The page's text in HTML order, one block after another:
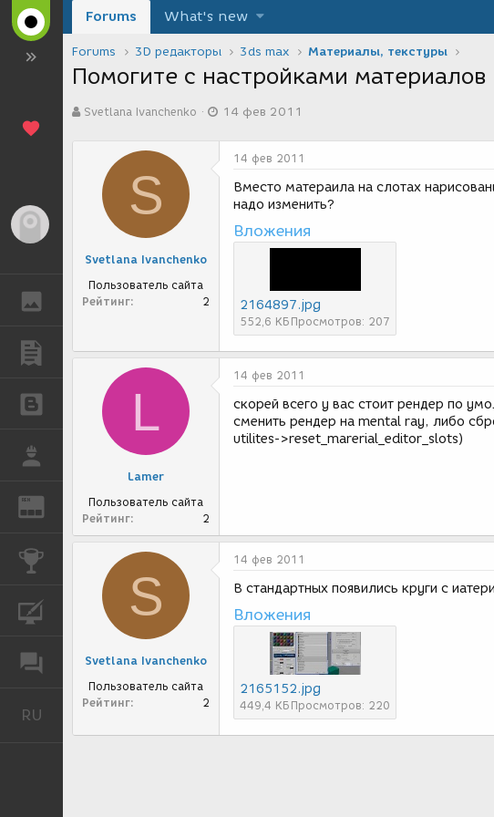
ГАЛЕРЕЯ
ПУБЛИКАЦИИ
БЛОГИ
REN ЖУРНАЛ
КОНКУРСЫ
КУРСЫ
ФОРУМ
RU
Forums What's new
Forums 3D редакторы 3ds max Материалы, текстуры
Помогите с настройками материалов
в
Svetlana Ivanchenko
а
14 фев 2011
S
Svetlana Ivanchenko
Пользователь сайта
Рейтинг
2
14 фев 2011
Вместо матераила на слотах
надо изменить?
Вложения
2164897.jpg
552,6 КБ Просмотров: 207
L
Lamer
Пользователь сайта
Рейтинг
2
14 фев 2011
скорей всего у вас стоит рендер по
сменить рендер на mental ray, либо
utilites->reset_marerial_editor_slots)
S
Svetlana Ivanchenko
Пользователь сайта
Рейтинг
2
14 фев 2011
В стандартных появились круги с
Вложения
2165152.jpg
449,4 КБ Просмотров: 220